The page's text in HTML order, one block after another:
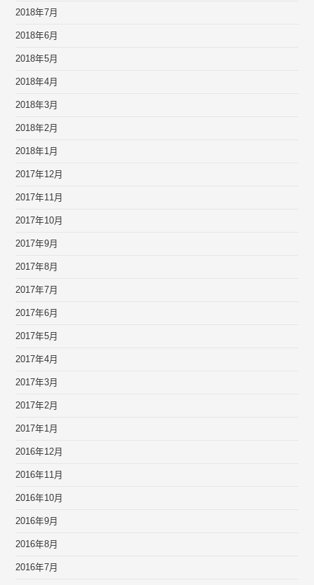
2018年7月
2018年6月
2018年5月
2018年4月
2018年3月
2018年2月
2018年1月
2017年12月
2017年11月
2017年10月
2017年9月
2017年8月
2017年7月
2017年6月
2017年5月
2017年4月
2017年3月
2017年2月
2017年1月
2016年12月
2016年11月
2016年10月
2016年9月
2016年8月
2016年7月